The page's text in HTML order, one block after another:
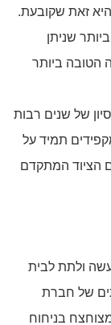
זאת שקובעת.
שניתן
הטובה ביותר
של שנים רבות
תמיד על
הציוד המתקדם
ולתת לבית
של חברת
בניחוח